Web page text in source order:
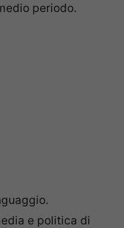
periodo.
e politica di